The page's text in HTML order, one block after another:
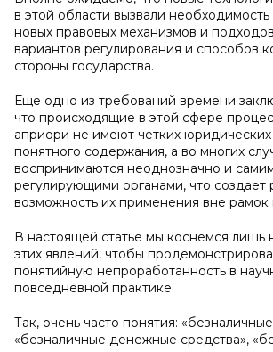
в этой области вызвали
новых правовых механизмов и
вариантов регулирования и способов
стороны государства.
Еще одно из требований времени
что происходящие в этой сфере
априори не имеют четких
понятного содержания, а во многих
воспринимаются неоднозначно и
регулирующими органами, что создает
возможность их применения вне рамок
В настоящей статье мы коснемся лишь
этих явлений, чтобы
понятийную непроработанность в
повседневной практике.
Так, очень часто понятия:
«безналичные денежные средства»,